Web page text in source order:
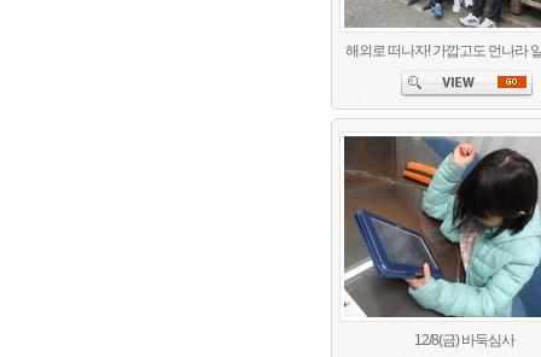
해외로 떠나자! 가깝고도 먼나라
12/8(금) 바둑심사